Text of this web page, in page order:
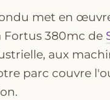
met en
Fortus 380mc de
aux
parc couvre